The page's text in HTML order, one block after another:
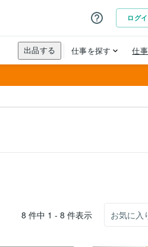
8 件中 1 - 8 件表示